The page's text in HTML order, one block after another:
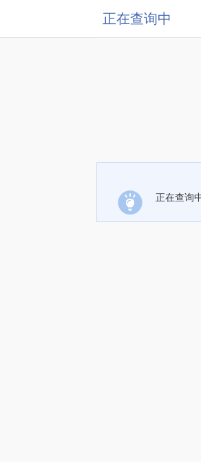
正在查询中
正在查询